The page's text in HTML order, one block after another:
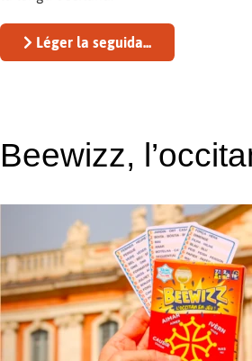
Léger la seguida...
Beewizz,